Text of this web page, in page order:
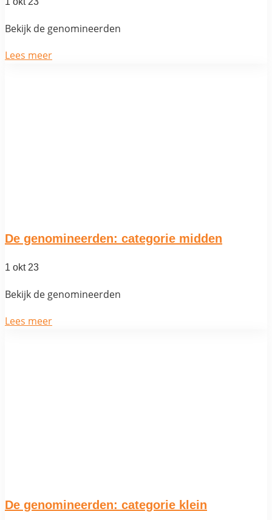
Bekijk de genomineerden
Lees meer
De genomineerden: categorie midden
1 okt 23
Bekijk de genomineerden
Lees meer
De genomineerden: categorie klein